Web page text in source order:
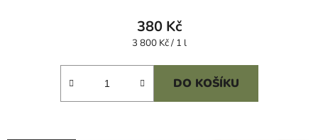
380 Kč
Měrná
3 800 Kč / 1 l
DO KOŠÍKU